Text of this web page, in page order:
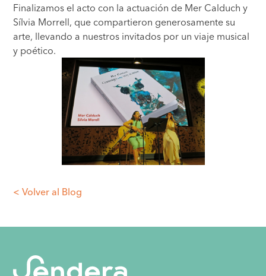
Finalizamos el acto con la actuación de Mer Calduch y
Sílvia Morrell, que compartieron generosamente su
arte, llevando a nuestros invitados por un viaje musical
y poético.
< Volver al Blog